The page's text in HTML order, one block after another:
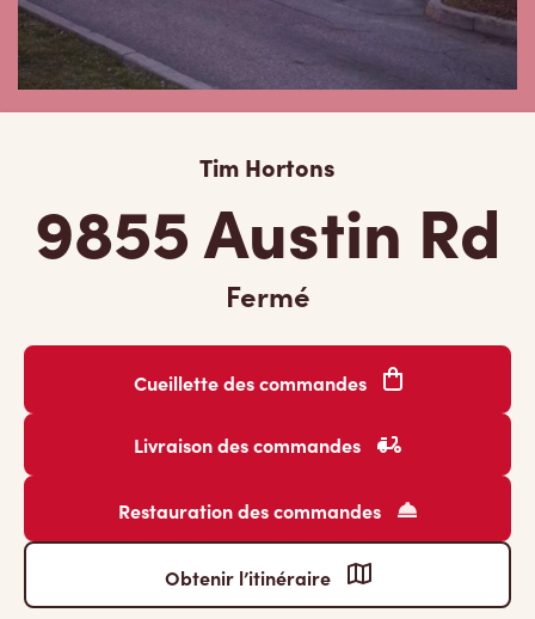
Tim Hortons
9855 Austin Rd
Fermé
Cueillette des commandes
Livraison des commandes
Restauration des commandes
Obtenir l’itinéraire